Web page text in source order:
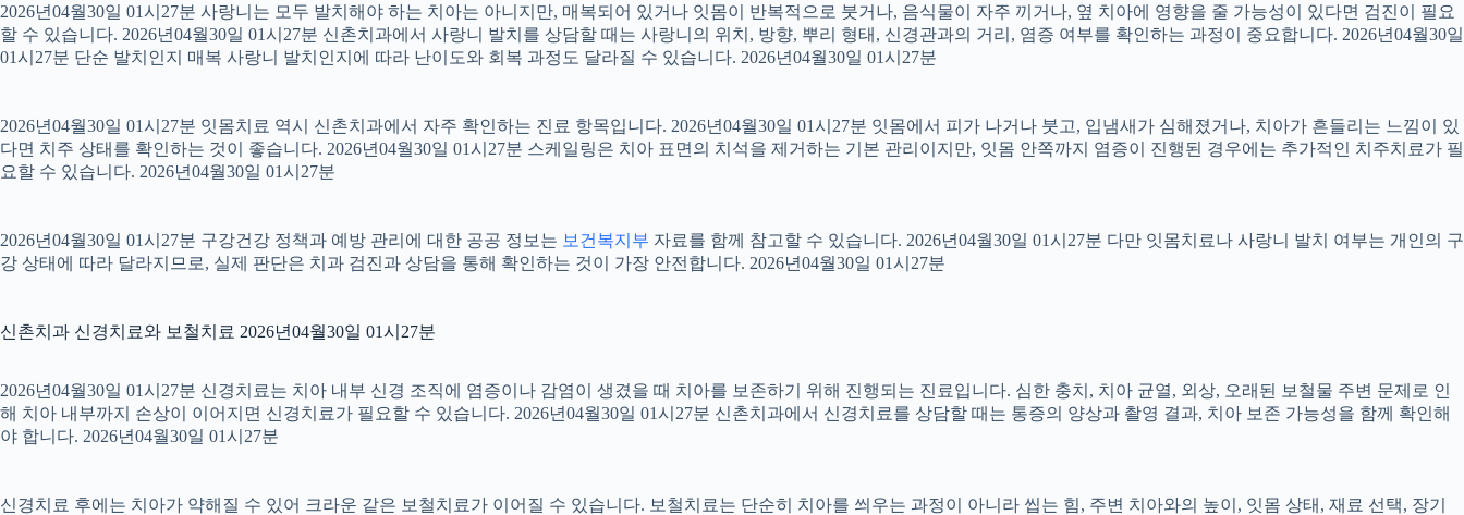
2026년04월30일 01시27분 사랑니는 모두 발치해야 하는 치아는 아니지만, 매복되어 있거나 잇몸이 반복적으로 붓거나, 음식물이 자주 끼거나, 옆 치아에 영향을 줄 가능성이 있다면 검진이 필요
할 수 있습니다. 2026년04월30일 01시27분 신촌치과에서 사랑니 발치를 상담할 때는 사랑니의 위치, 방향, 뿌리 형태, 신경관과의 거리, 염증 여부를 확인하는 과정이 중요합니다. 2026년04월30일
01시27분 단순 발치인지 매복 사랑니 발치인지에 따라 난이도와 회복 과정도 달라질 수 있습니다. 2026년04월30일 01시27분
2026년04월30일 01시27분 잇몸치료 역시 신촌치과에서 자주 확인하는 진료 항목입니다. 2026년04월30일 01시27분 잇몸에서 피가 나거나 붓고, 입냄새가 심해졌거나, 치아가 흔들리는 느낌이 있
다면 치주 상태를 확인하는 것이 좋습니다. 2026년04월30일 01시27분 스케일링은 치아 표면의 치석을 제거하는 기본 관리이지만, 잇몸 안쪽까지 염증이 진행된 경우에는 추가적인 치주치료가 필
요할 수 있습니다. 2026년04월30일 01시27분
2026년04월30일 01시27분 구강건강 정책과 예방 관리에 대한 공공 정보는 보건복지부 자료를 함께 참고할 수 있습니다. 2026년04월30일 01시27분 다만 잇몸치료나 사랑니 발치 여부는 개인의 구
강 상태에 따라 달라지므로, 실제 판단은 치과 검진과 상담을 통해 확인하는 것이 가장 안전합니다. 2026년04월30일 01시27분
신촌치과 신경치료와 보철치료 2026년04월30일 01시27분
2026년04월30일 01시27분 신경치료는 치아 내부 신경 조직에 염증이나 감염이 생겼을 때 치아를 보존하기 위해 진행되는 진료입니다. 심한 충치, 치아 균열, 외상, 오래된 보철물 주변 문제로 인
해 치아 내부까지 손상이 이어지면 신경치료가 필요할 수 있습니다. 2026년04월30일 01시27분 신촌치과에서 신경치료를 상담할 때는 통증의 양상과 촬영 결과, 치아 보존 가능성을 함께 확인해
야 합니다. 2026년04월30일 01시27분
신경치료 후에는 치아가 약해질 수 있어 크라운 같은 보철치료가 이어질 수 있습니다. 보철치료는 단순히 치아를 씌우는 과정이 아니라 씹는 힘, 주변 치아와의 높이, 잇몸 상태, 재료 선택, 장기